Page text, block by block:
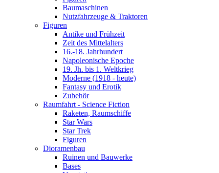
Baumaschinen
Nutzfahrzeuge & Traktoren
Figuren
Antike und Frühzeit
Zeit des Mittelalters
16.-18. Jahrhundert
Napoleonische Epoche
19. Jh. bis 1. Weltkrieg
Moderne (1918 - heute)
Fantasy und Erotik
Zubehör
Raumfahrt - Science Fiction
Raketen, Raumschiffe
Star Wars
Star Trek
Figuren
Dioramenbau
Ruinen und Bauwerke
Bases